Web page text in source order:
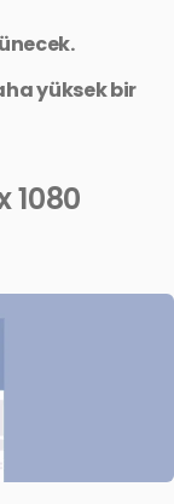
yüksek bir
1080